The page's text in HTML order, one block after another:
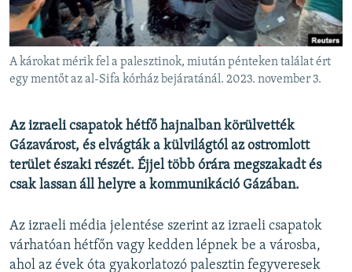
KLÍMAVÁLTOZÁS
A MÚLT TANULSÁGAI
KÖVESSEN MINKET!
Valamennyi RFE/RL weboldal
A károkat mérik fel a palesztinok, miután pénteken találat ért
egy mentőt az al-Sifa kórház bejáratánál. 2023. november 3.
Az izraeli csapatok hétfő hajnalban körülvették
Gázavárost, és elvágták a külvilágtól az ostromlott
terület északi részét. Éjjel több órára megszakadt és
csak lassan áll helyre a kommunikáció Gázában.
Az izraeli média jelentése szerint az izraeli csapatok
várhatóan hétfőn vagy kedden lépnek be a városba,
ahol az évek óta gyakorlatozó palesztin fegyveresek